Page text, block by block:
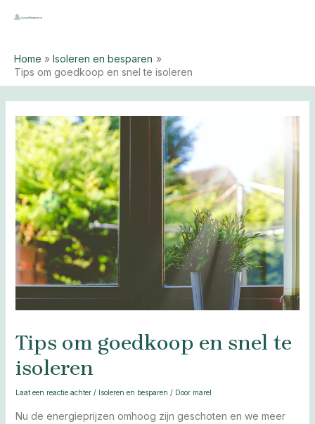
inhoud
Home
Isoleren en besparen
Tips om goedkoop en snel te isoleren
Tips om goedkoop en snel te
isoleren
Laat een reactie achter / Isoleren en besparen / Door marel
Nu de energieprijzen omhoog zijn geschoten en we meer